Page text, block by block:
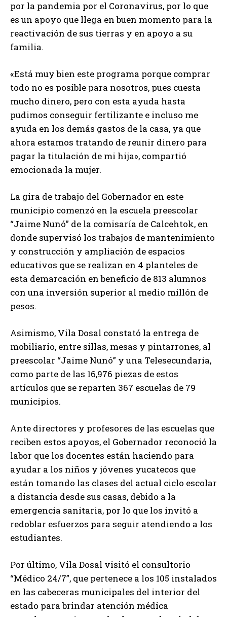
por la pandemia por el Coronavirus, por lo que
es un apoyo que llega en buen momento para la
reactivación de sus tierras y en apoyo a su
familia.
«Está muy bien este programa porque comprar
todo no es posible para nosotros, pues cuesta
mucho dinero, pero con esta ayuda hasta
pudimos conseguir fertilizante e incluso me
ayuda en los demás gastos de la casa, ya que
ahora estamos tratando de reunir dinero para
pagar la titulación de mi hija», compartió
emocionada la mujer.
La gira de trabajo del Gobernador en este
municipio comenzó en la escuela preescolar
“Jaime Nunó” de la comisaría de Calcehtok, en
donde supervisó los trabajos de mantenimiento
y construcción y ampliación de espacios
educativos que se realizan en 4 planteles de
esta demarcación en beneficio de 813 alumnos
con una inversión superior al medio millón de
pesos.
Asimismo, Vila Dosal constató la entrega de
mobiliario, entre sillas, mesas y pintarrones, al
preescolar “Jaime Nunó” y una Telesecundaria,
como parte de las 16,976 piezas de estos
artículos que se reparten 367 escuelas de 79
municipios.
Ante directores y profesores de las escuelas que
reciben estos apoyos, el Gobernador reconoció la
labor que los docentes están haciendo para
ayudar a los niños y jóvenes yucatecos que
están tomando las clases del actual ciclo escolar
a distancia desde sus casas, debido a la
emergencia sanitaria, por lo que los invitó a
redoblar esfuerzos para seguir atendiendo a los
estudiantes.
Por último, Vila Dosal visitó el consultorio
“Médico 24/7”, que pertenece a los 105 instalados
en las cabeceras municipales del interior del
estado para brindar atención médica